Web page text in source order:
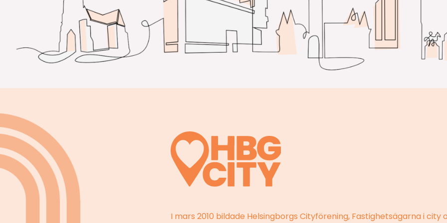
I mars 2010 bildade Helsingborgs Cityförening, Fastighetsägarna i city